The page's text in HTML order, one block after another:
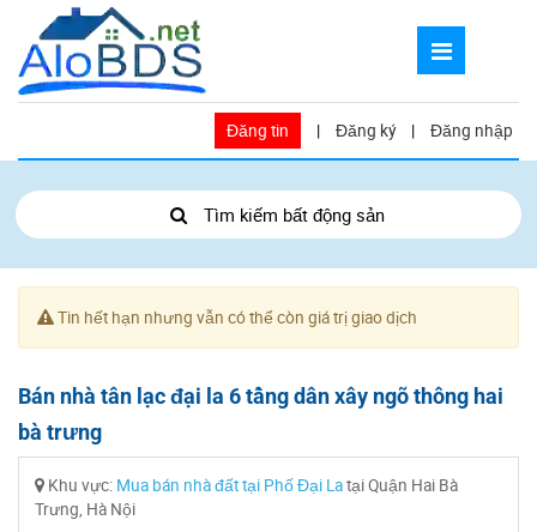
Đăng tin | Đăng ký | Đăng nhập
Tìm kiếm bất động sản
Tin hết hạn nhưng vẫn có thể còn giá trị giao dịch
Bán nhà tân lạc đại la 6 tầng dân xây ngõ thông hai
bà trưng
Khu vực: Mua bán nhà đất tại Phố Đại Latại Quận Hai Bà
Trưng, Hà Nội